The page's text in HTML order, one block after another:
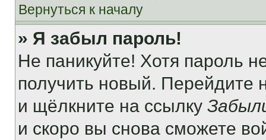
Вернуться к началу
» Я забыл пароль!
Не паникуйте! Хотя пароль
получить новый. Перейдите
и щёлкните на ссылку
и скоро вы снова сможете